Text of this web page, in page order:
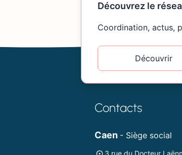
Découvrez le
Coordination, actus,
Découvrir
Contacts
Caen - Siège social
3 rue du Docteur